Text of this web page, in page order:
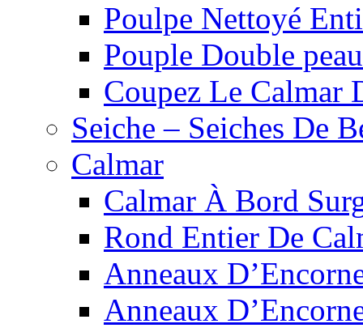
Poulpe Nettoyé
Pouple Double
Coupez Le Calmar
Seiche – Seiches De
Calmar
Calmar À Bord
Rond Entier De
Anneaux
Anneaux